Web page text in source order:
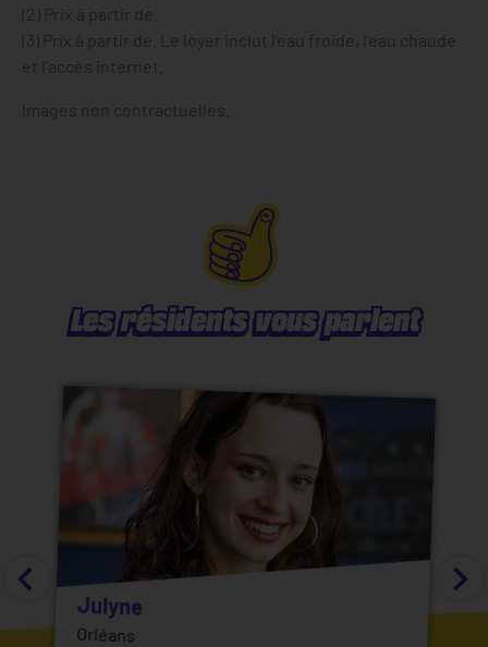
(2) Prix à partir de.
(3) Prix à partir de. Le loyer inclut l’eau froide, l’eau chaude
et l’accès internet.
Images non contractuelles.
Les résidents vous parlent
Julyne
Orléans